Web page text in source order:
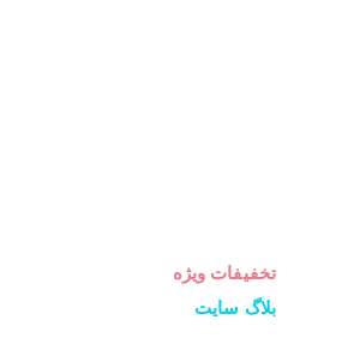
تخفیفات ویژه
بلاگ سایت